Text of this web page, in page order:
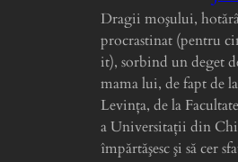
Dragii moşului,
procrastinat (pentru
it), sorbind un deget
mama lui, de fapt de
Levinţa, de la
a Universitaţii din
împărtăşesc şi să cer